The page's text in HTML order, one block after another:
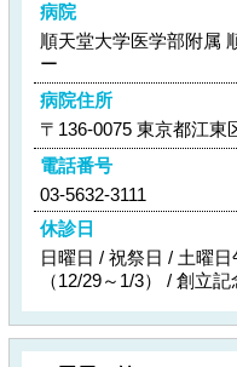
病院
順天堂大学医学部附属
ー
病院住所
〒136-0075 東京都江東
電話番号
03-5632-3111
休診日
日曜日 / 祝祭日 / 土曜
（12/29～1/3） / 創立記